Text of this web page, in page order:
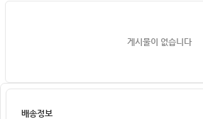
게시물이 없습니다
배송정보